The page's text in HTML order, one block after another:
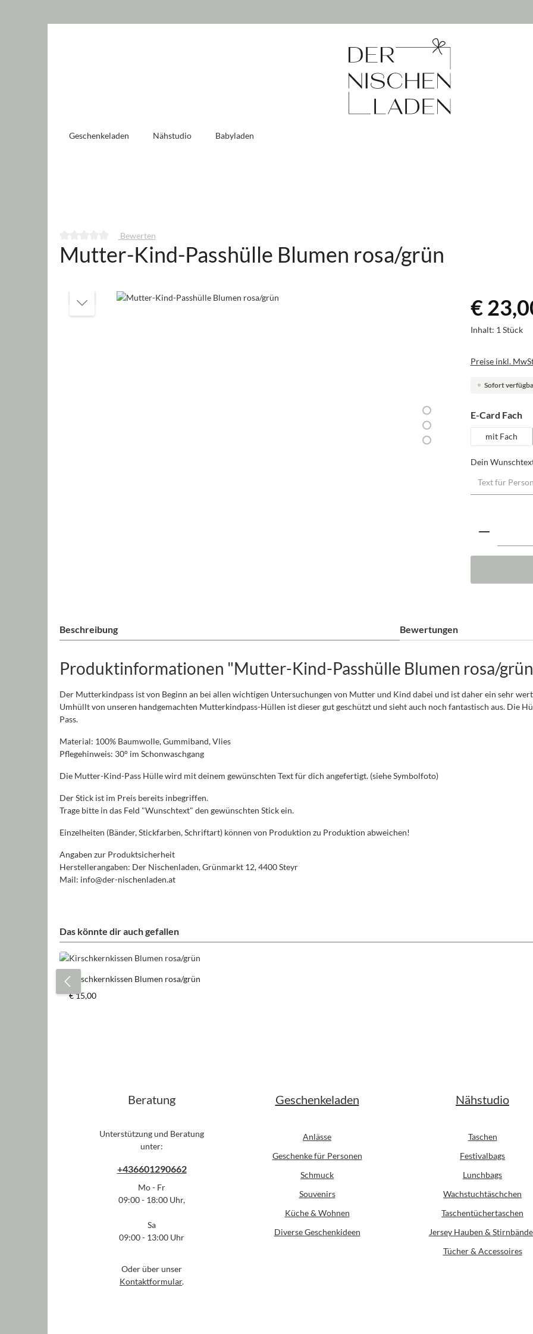
Geschenkeladen Nähstudio Babyladen
Durchschnittliche Bewertung von 0 von 5 Sternen
Bewerten
Mutter-Kind-Passhülle Blumen rosa/grün
Bildergalerie überspringen €
Inhalt: 1 Stück
Preise inkl.
Sofort
E-Card Fach
mit Fach
Dein
Produkt
Beschreibung Bewertungen
Produktinformationen "Mutter-Kind-Passhülle Blumen rosa/
Der Mutterkindpass ist von Beginn an bei allen wichtigen Untersuchungen von Mutter und Kind dabei und ist daher ein sehr
Umhüllt von unseren handgemachten Mutterkindpass-Hüllen ist dieser gut geschützt und sieht auch noch fantastisch aus. Die
Pass.
Material: 100% Baumwolle, Gummiband, Vlies
Pflegehinweis: 30° im Schonwaschgang
Die Mutter-Kind-Pass Hülle wird mit deinem gewünschten Text für dich angefertigt. (siehe Symbolfoto)
Der Stick ist im Preis bereits inbegriffen.
Trage bitte in das Feld "Wunschtext" den gewünschten Stick ein.
Einzelheiten (Bänder, Stickfarben, Schriftart) können von Produktion zu Produktion abweichen!
Angaben zur Produktsicherheit
Herstellerangaben: Der Nischenladen, Grünmarkt 12, 4400 Steyr
Mail: info@der-nischenladen.at
Das könnte dir auch gefallen
Produktgalerie überspringen
Kirschkernkissen Blumen rosa/grün
Regulärer Preis:
€ 15,00
Beratung
Unterstützung und Beratung
unter:
+436601290662
Mo - Fr
09:00 - 18:00 Uhr,
Sa
09:00 - 13:00 Uhr
Oder über unser
Kontaktformular.
Geschenkeladen
Anlässe
Geschenke für Personen
Schmuck
Souvenirs
Küche & Wohnen
Diverse Geschenkideen
Nähstudio
Taschen
Festivalbags
Lunchbags
Wachstuchtäschchen
Taschentüchertaschen
Jersey Hauben &
Tücher & Accessoires